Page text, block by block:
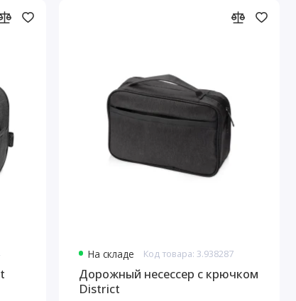
На складе Код товара: 3.938287
Дорожный несессер с крючком
District